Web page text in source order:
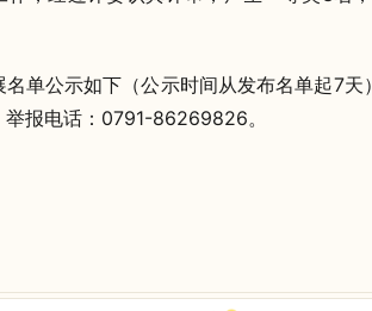
单公示如下（公示时间从发布名单起7
报电话：0791-86269826。